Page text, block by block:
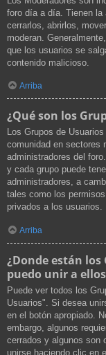
foro día a día. Tienen la
cerrarlos, abrirlos,
moderan.
que los usuarios se
contenido malicioso.
Arriba
¿Qué son los
Los Grupos de
comunidad en sectores
administradores del
y cada grupo puede
administradores, a
tales como los
privados a los usuarios.
Arriba
¿Donde están los
puedo unir a
Puede ver todos los
Usuarios". Si desea
en el botón apropiado.
embargo, algunos
cerrados y algunos son
unirse haciendo clic en